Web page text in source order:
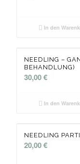
In den
NEEDLING –
BEHANDLUNG)
30,00€
In den
NEEDLING
20,00€